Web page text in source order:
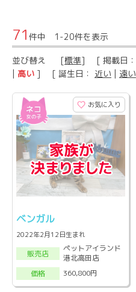
71 件中 1-20件を表示
並び替え [標準] [ 掲載日：
| 高い ] [ 誕生日： 近い | 遠い
お気に入り
ベンガル
2022年2月12日生まれ
販売店
ペットアイランド
港北高田店
価格
360,800円